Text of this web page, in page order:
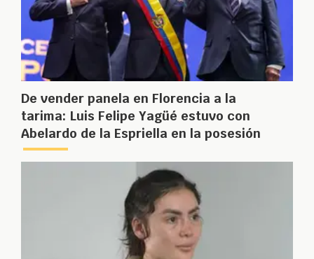
De vender panela en Florencia a la
tarima: Luis Felipe Yagüé estuvo con
Abelardo de la Espriella en la posesión